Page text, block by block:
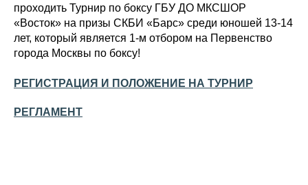
проходить Турнир по боксу ГБУ ДО МКСШОР
«Восток» на призы СКБИ «Барс» среди юношей 13-14
лет, который является 1-м отбором на Первенство
города Москвы по боксу!
РЕГИСТРАЦИЯ И ПОЛОЖЕНИЕ НА ТУРНИР
РЕГЛАМЕНТ